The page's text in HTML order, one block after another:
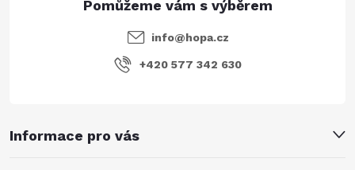
Informace pro vás
info@hopa.cz
+420 577 342 630